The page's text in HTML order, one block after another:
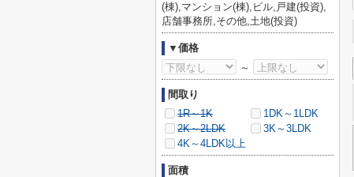
(棟),マンション(棟),ビル,戸建(投資),
店舗事務所,その他,土地(投資)
▼価格
～
間取り
1R～1K
1DK～1LDK
2K～2LDK
3K～3LDK
4K～4LDK以上
面積